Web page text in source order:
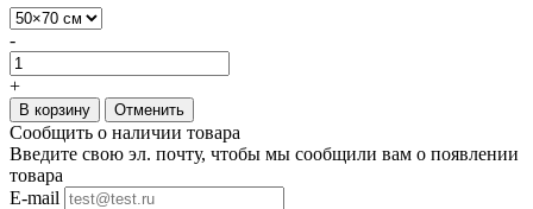
-
+
В корзину Отменить
Сообщить о наличии товара
Введите свою эл. почту, чтобы мы сообщили вам о появлении
товара
E-mail